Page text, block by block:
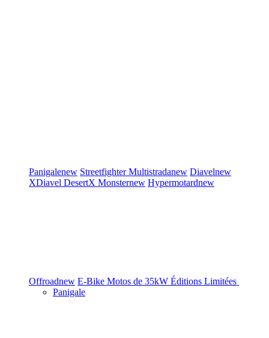
Panigalenew StreetfighterMultistradanew Diavelnew
XDiavel DesertX Monsternew Hypermotardnew
Offroadnew E-Bike Motos de 35kW Éditions Limitées
Panigale